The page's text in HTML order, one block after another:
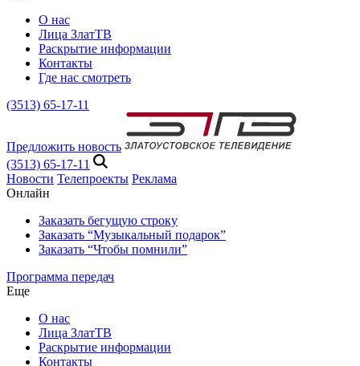
О нас
Лица ЗлатТВ
Раскрытие информации
Контакты
Где нас смотреть
(3513) 65-17-11
Предложить новость
(3513) 65-17-11
Новости Телепроекты Реклама
Онлайн
Заказать бегущую строку
Заказать “Музыкальный подарок”
Заказать “Чтобы помнили”
Программа передач
Еще
О нас
Лица ЗлатТВ
Раскрытие информации
Контакты